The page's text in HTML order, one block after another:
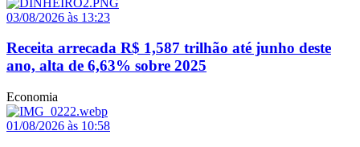
03/08/2026 às 13:23
Receita arrecada R$ 1,587 trilhão até junho deste
ano, alta de 6,63% sobre 2025
Economia
01/08/2026 às 10:58